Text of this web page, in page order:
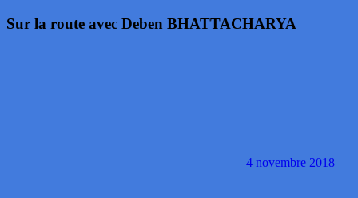
Sur la route avec Deben BHATTACHARYA
4 novembre 2018